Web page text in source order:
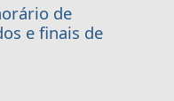
de
e finais de